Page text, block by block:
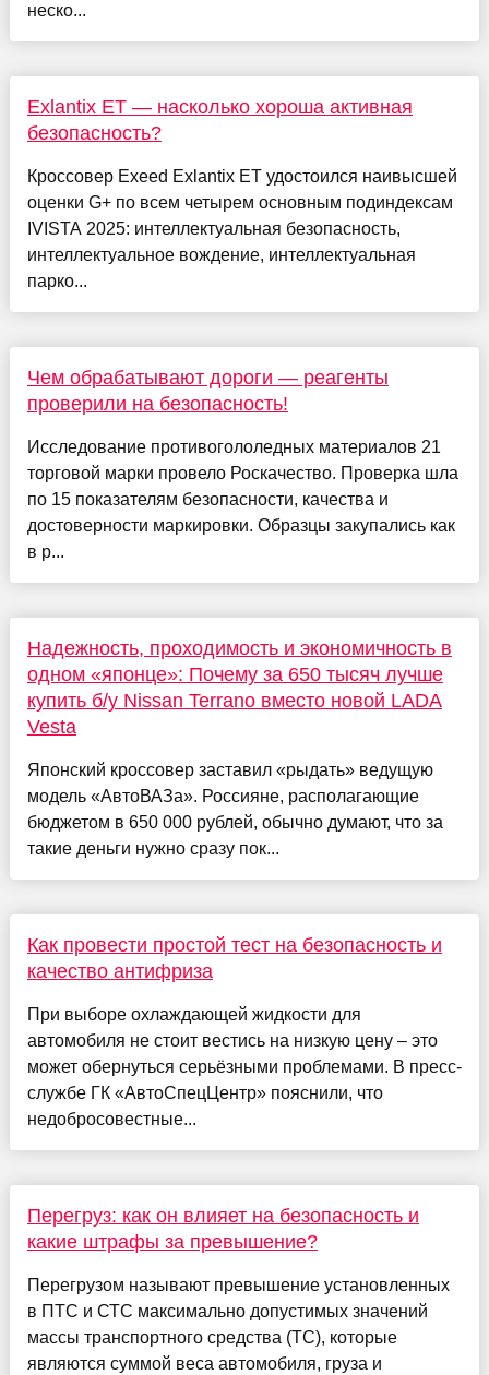
неско...
Exlantix ET — насколько хороша активная
безопасность?
Кроссовер Exeed Exlantix ET удостоился наивысшей
оценки G+ по всем четырем основным подиндексам
IVISTA 2025: интеллектуальная безопасность,
интеллектуальное вождение, интеллектуальная
парко...
Чем обрабатывают дороги — реагенты
проверили на безопасность!
Исследование противогололедных материалов 21
торговой марки провело Роскачество. Проверка шла
по 15 показателям безопасности, качества и
достоверности маркировки. Образцы закупались как
в р...
Надежность, проходимость и экономичность в
одном «японце»: Почему за 650 тысяч лучше
купить б/у Nissan Terrano вместо новой LADA
Vesta
Японский кроссовер заставил «рыдать» ведущую
модель «АвтоВАЗа». Россияне, располагающие
бюджетом в 650 000 рублей, обычно думают, что за
такие деньги нужно сразу пок...
Как провести простой тест на безопасность и
качество антифриза
При выборе охлаждающей жидкости для
автомобиля не стоит вестись на низкую цену – это
может обернуться серьёзными проблемами. В пресс-
службе ГК «АвтоСпецЦентр» пояснили, что
недобросовестные...
Перегруз: как он влияет на безопасность и
какие штрафы за превышение?
Перегрузом называют превышение установленных
в ПТС и СТС максимально допустимых значений
массы транспортного средства (ТС), которые
являются суммой веса автомобиля, груза и